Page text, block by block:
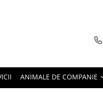
ANIMALE DE COMPANIE